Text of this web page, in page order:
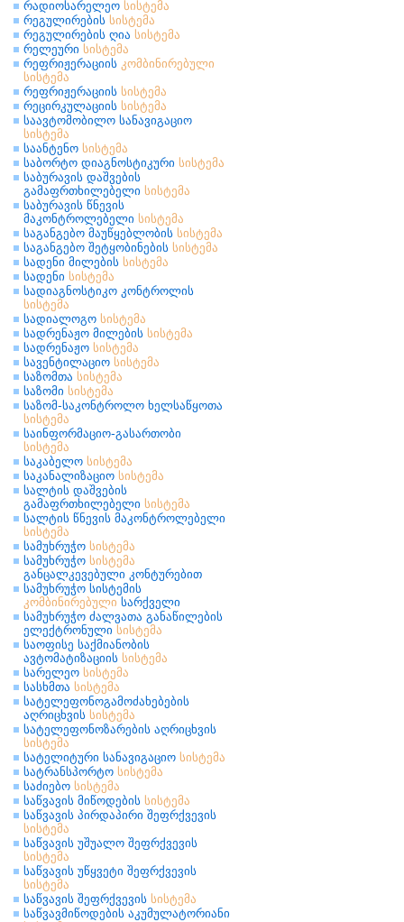
რადიოსარელეო სისტემა
რეგულირების სისტემა
რეგულირების ღია სისტემა
რელეური სისტემა
რეფრიჟერაციის კომბინირებული
სისტემა
რეფრიჟერაციის სისტემა
რეცირკულაციის სისტემა
საავტომობილო სანავიგაციო
სისტემა
საანტენო სისტემა
საბორტო დიაგნოსტიკური სისტემა
საბურავის დაშვების
გამაფრთხილებელი სისტემა
საბურავის წნევის
მაკონტროლებელი სისტემა
საგანგებო მაუწყებლობის სისტემა
საგანგებო შეტყობინების სისტემა
სადენი მილების სისტემა
სადენი სისტემა
სადიაგნოსტიკო კონტროლის
სისტემა
სადიალოგო სისტემა
სადრენაჟო მილების სისტემა
სადრენაჟო სისტემა
სავენტილაციო სისტემა
საზომთა სისტემა
საზომი სისტემა
საზომ-საკონტროლო ხელსაწყოთა
სისტემა
საინფორმაციო-გასართობი
სისტემა
საკაბელო სისტემა
საკანალიზაციო სისტემა
სალტის დაშვების
გამაფრთხილებელი სისტემა
სალტის წნევის მაკონტროლებელი
სისტემა
სამუხრუჭო სისტემა
სამუხრუჭო სისტემა
განცალკევებული კონტურებით
სამუხრუჭო სისტემის
კომბინირებული სარქველი
სამუხრუჭო ძალვათა განაწილების
ელექტრონული სისტემა
საოფისე საქმიანობის
ავტომატიზაციის სისტემა
სარელეო სისტემა
სასხმთა სისტემა
სატელეფონოგამოძახებების
აღრიცხვის სისტემა
სატელეფონოზარების აღრიცხვის
სისტემა
სატელიტური სანავიგაციო სისტემა
სატრანსპორტო სისტემა
საძიებო სისტემა
საწვავის მიწოდების სისტემა
საწვავის პირდაპირი შეფრქვევის
სისტემა
საწვავის უშუალო შეფრქვევის
სისტემა
საწვავის უწყვეტი შეფრქვევის
სისტემა
საწვავის შეფრქვევის სისტემა
საწვავმიწოდების აკუმულატორიანი